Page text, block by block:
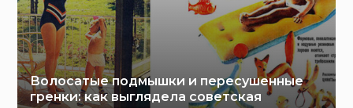
Волосатые подмышки и пересушенные
гренки: как выглядела советская